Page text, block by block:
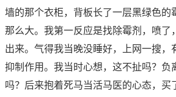
墙的那个衣柜，背板长了一层黑绿色的
那么大。我第一反应是找除霉剂，喷了
出来。气得我当晚没睡好，上网一搜，
抑制作用。我当时心想，这不扯吗？负
吗？后来抱着死马当活马医的心态，买